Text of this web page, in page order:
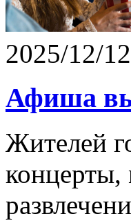
2025/12/
Афиша
Жителей
концерты,